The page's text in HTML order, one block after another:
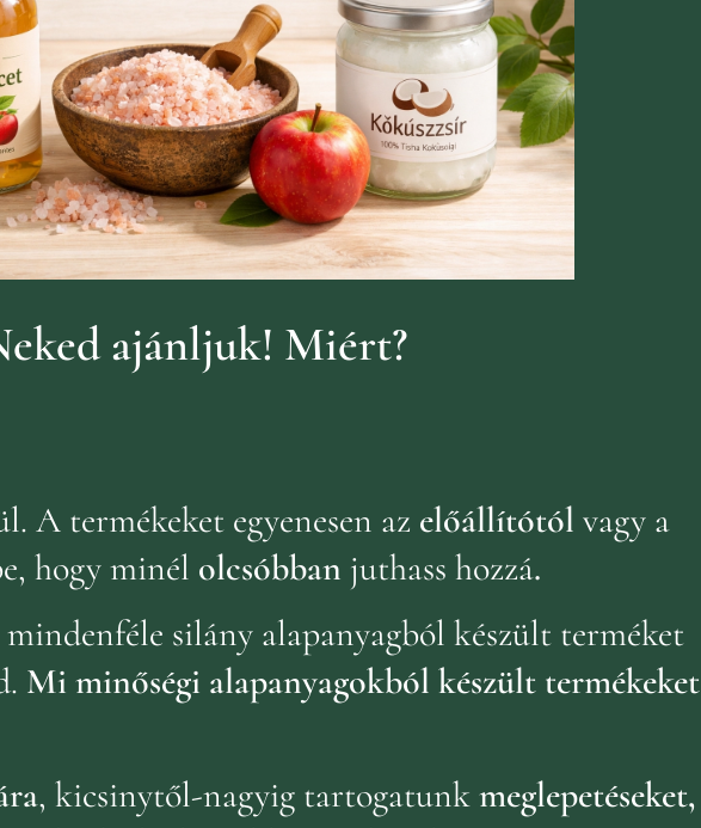
ajánljuk! Miért?
A termékeket egyenesen az előállítótól vagy a
hogy minél olcsóbban juthass hozzá.
silány alapanyagból készült terméket
Mi minőségi alapanyagokból készült termékeket
, kicsinytől-nagyig tartogatunkmeglepetéseket,